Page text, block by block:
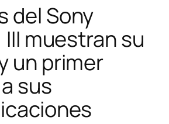
del Sony
III muestran su
un primer
sus